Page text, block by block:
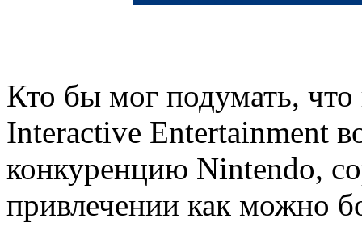
Кто бы мог подумать,
Interactive Entertainment
конкуренцию Nintendo,
привлечении как можно